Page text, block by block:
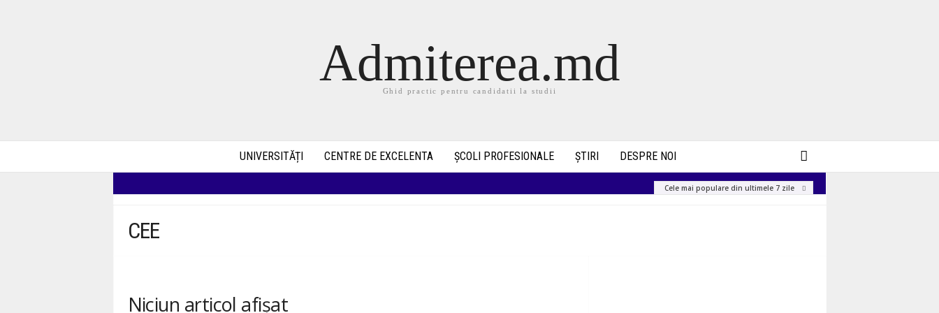
Admiterea.md
Ghid practic pentru candidatii la studii
UNIVERSITĂȚI CENTRE DE EXCELENTA ȘCOLI PROFESIONALE ȘTIRI DESPRE NOI
Cele mai populare din ultimele 7 zile
CEE
Niciun articol afișat